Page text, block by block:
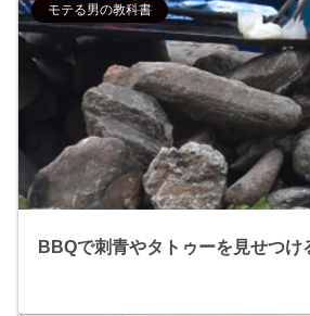
モテる男の教科書
BBQで刺青やタトゥーを見せつけ